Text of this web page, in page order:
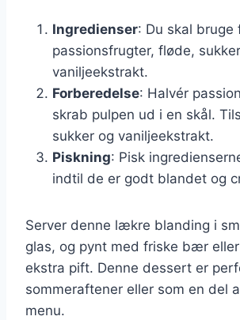
Ingredienser: Du skal bruge
passionsfrugter, fløde,
vaniljeekstrakt.
Forberedelse: Halvér
skrab pulpen ud i en skål.
sukker og vaniljeekstrakt.
Piskning: Pisk
indtil de er godt blandet og
Server denne lækre blanding i
glas, og pynt med friske bær
ekstra pift. Denne dessert er
sommeraftener eller som en del
menu.